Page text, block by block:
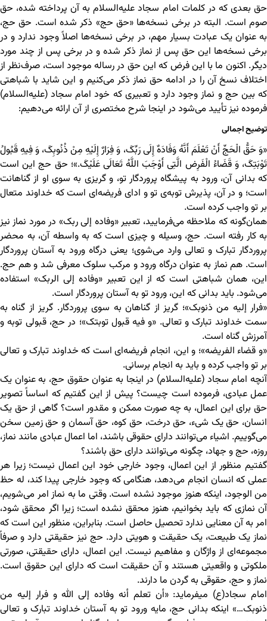
حق بعدی که در کلمات امام سجاد علیه‌السلام به آن پرداخته شده، حق
صوم است. البته در برخی نسخه‌ها «حق حج» ذکر شده است. حق حج،
به عنوان یک عبادت بسیار مهم، در برخی نسخه‌ها اصلاً وجود ندارد و در
برخی نسخه‌ها این حق پس از نماز ذکر شده و در برخی پس از چند مورد
دیگر. اکنون ما با این فرض که این حق در رساله موجود است، صرف‌نظر از
اختلاف نسخ آن را در ادامه‌ حق نماز ذکر می‌کنیم و این شاید با شباهتی
که بین حج و نماز وجود دارد و تعبیری که خود امام سجاد (علیه‌السلام)
فرموده نیز تأیید می‌شود در اینجا شرح مختصری از آن ارائه می‌دهیم:
توضیح اجمالی
«وَ حَقُّ الْحَجِّ أَنْ تَعْلَمَ أَنَّهُ وَفَادَهٌ إِلَى رَبِّکَ، وَ فِرَارٌ إِلَیْهِ مِنْ ذُنُوبِکَ، وَ فِیهِ قَبُولُ
تَوْبَتِکَ، وَ قَضَاءُ الْفَرِض الَّتِی أَوْجَبَ اللَّهُ تَعَالَى عَلَیْکَ.»؛ حق حج این است
که بدانی آن، ورود به پیشگاه پروردگار تو، و گریزی به سوی او از گناهانت
است؛ و در آن، پذیرش توبه‌ی تو و ادای فریضه‌ای است که خداوند متعال
بر تو واجب کرده است.
همان‌گونه که ملاحظه می‌فرمایید، تعبیر «وفاده إلی ربک» در مورد نماز نیز
به کار رفته است. حج، وسیله و چیزی است که به واسطه‌ آن، به محضر
پروردگار تبارک و تعالی وارد می‌شوی؛ یعنی درگاه ورود به آستان پروردگار
است. هم نماز به عنوان درگاه ورود و مرکب سلوک معرفی شد و هم حج.
این، همان شباهتی است که از این تعبیر «وفاده إلی الربک» استفاده
می‌شود. باید بدانی که این، ورود تو به آستان پروردگار است.
«فرار إلیه من ذنوبک»؛ گریز از گناهان به سوی پروردگار. گریز از گناه به
سمت خداوند تبارک و تعالی. «و فیه قبول توبتک»؛ در حج، قبولی توبه و
آمرزش گناه است.
«و قضاء الفریضه»؛ و این، انجام فریضه‌ای است که خداوند تبارک و تعالی
بر تو واجب کرده و باید به انجام برسانی.
آنچه امام سجاد (علیه‌السلام) در اینجا به عنوان حقوق حج، به عنوان یک
عمل عبادی، فرموده است چیست؟ پیش از این گفتیم که اساساً تصویر
حق برای این اعمال، به چه صورت ممکن و مقدور است؟ گاهی از حق یک
انسان، حق یک شیء، حق درخت، حق کوه، حق آسمان و حق زمین سخن
می‌گوییم. اشیاء می‌توانند دارای حقوقی باشند، اما اعمال عبادی مانند نماز،
روزه، حج و جهاد، چگونه می‌توانند دارای حق باشند؟
گفتیم منظور از این اعمال، وجود خارجی خود این اعمال نیست؛ زیرا هر
عملی که انسان انجام می‌دهد، هنگامی که وجود خارجی پیدا کند، له حظ
من الوجود، اینکه هنوز موجود نشده است. وقتی ما به نماز امر می‌شویم،
آن نمازی که باید بخوانیم، هنوز محقق نشده است؛ زیرا اگر محقق شود،
امر به آن معنایی ندارد تحصیل حاصل است. بنابراین، منظور این است که
نماز یک طبیعت، یک حقیقت و هویتی دارد. حج نیز حقیقتی دارد و صرفاً
مجموعه‌ای از واژگان و مفاهیم نیست. این اعمال، دارای حقیقتی، صورتی
ملکوتی و واقعیتی هستند و آن حقیقت است که دارای این حقوق است.
نماز و حج، حقوقی به گردن ما دارند.
امام سجاد(ع) می‎فرماید: «أن تعلم أنه وفاده إلی الله و فرار إلیه من
ذنوبک…» اینکه بدانی حج، مایه ورود تو به آستان خداوند تبارک و تعالی